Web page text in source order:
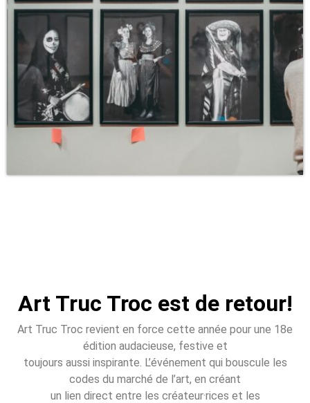
Art Truc Troc est de retour!
Art Truc Troc revient en force cette année pour une 18e
édition audacieuse, festive et
toujours aussi inspirante. L’événement qui bouscule les
codes du marché de l’art, en créant
un lien direct entre les créateur·rices et les